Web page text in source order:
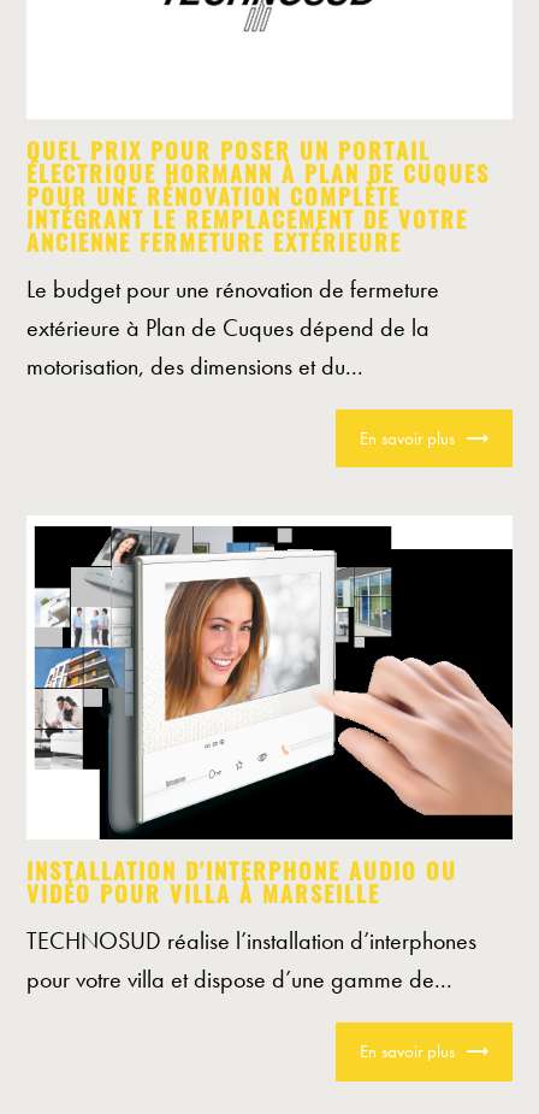
QUEL PRIX POUR POSER UN PORTAIL
ÉLECTRIQUE HORMANN À PLAN DE CUQUES
POUR UNE RÉNOVATION COMPLÈTE
INTÉGRANT LE REMPLACEMENT DE VOTRE
ANCIENNE FERMETURE EXTÉRIEURE
Le budget pour une rénovation de fermeture
extérieure à Plan de Cuques dépend de la
motorisation, des dimensions et du...
En savoir plus
INSTALLATION D'INTERPHONE AUDIO OU
VIDÉO POUR VILLA À MARSEILLE
TECHNOSUD réalise l’installation d’interphones
pour votre villa et dispose d’une gamme de...
En savoir plus